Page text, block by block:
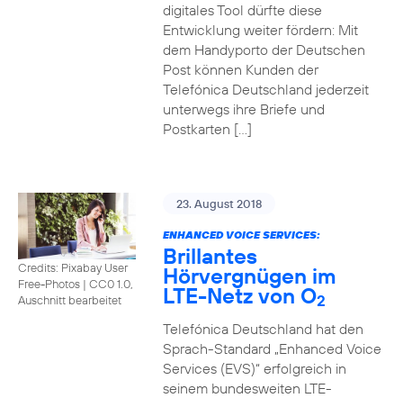
digitales Tool dürfte diese
Entwicklung weiter fördern: Mit
dem Handyporto der Deutschen
Post können Kunden der
Telefónica Deutschland jederzeit
unterwegs ihre Briefe und
Postkarten […]
Credits: Pixabay User
Free-Photos | CC0 1.0,
Auschnitt bearbeitet
23. August 2018
ENHANCED VOICE SERVICES:
Brillantes
Hörvergnügen im
LTE-Netz von O2
Telefónica Deutschland hat den
Sprach-Standard „Enhanced Voice
Services (EVS)“ erfolgreich in
seinem bundesweiten LTE-